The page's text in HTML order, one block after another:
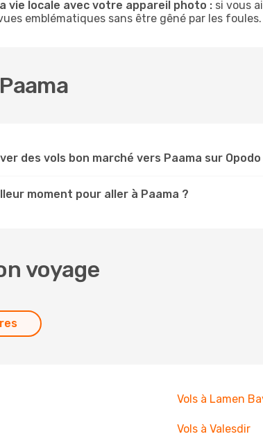
vie locale avec votre appareil photo : si vous
emblématiques sans être gêné par les foules.
des vols bon marché vers Paama sur Opodo
moment pour aller à Paama ?
voyage
Vols à Lamen
Vols à Valesdir